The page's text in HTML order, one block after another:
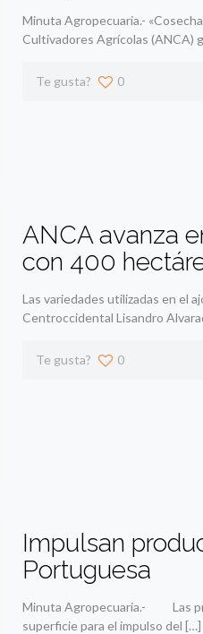
Minuta Agropecuaria.-
Cultivadores Agrícolas (ANCA)
Te gusta? 0
ANCA avanza
con 400
Las variedades utilizadas en el
Centroccidental Lisandro
Te gusta? 0
Impulsan
Portuguesa
Minuta Agropecuaria.- Las
superficie para el impulso del […]